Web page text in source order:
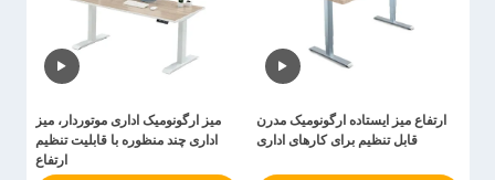
ارتفاع میز ایستاده ارگونومیک مدرن
قابل تنظیم برای کارهای اداری
میز ارگونومیک اداری موتوردار، میز
اداری چند منظوره با قابلیت تنظیم
ارتفاع